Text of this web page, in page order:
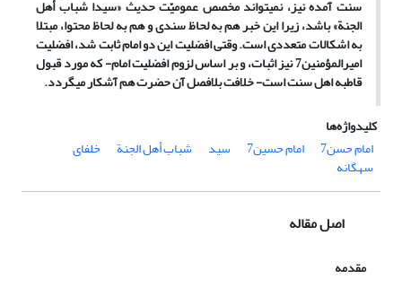
سنت آمده نیز، نمی‏تواند مخصص عمومیّت حدیث«سیدا شباب أهل
الجنة»باشد، زیرا این خبر هم به لحاظ سندی و هم به لحاظ محتوا، مبتلا
به اشکالات متعددی است. وقتی افضلیت این دو امام ثابت شد، افضلیت
امیرالمؤمنین7نیز اثبات، و بر اساس لزوم افضلیت امام- که مورد قبول
قاطبه اهل سنت است- خلافت بلافصل آن حضرت هم آشکار می‏گردد.
کلیدواژه‌ها
امام حسن7
امام حسین7 سید شباب أهل الجنة خلفای
سه‏گانه
اصل مقاله
مقدمه